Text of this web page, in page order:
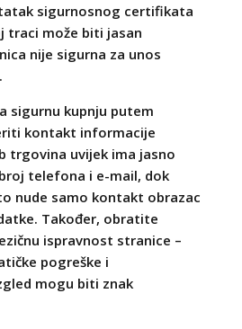
sigurnosnog certifikata
traci može biti jasan
nije sigurna za unos
sigurnu kupnju putem
kontakt informacije
trgovina uvijek ima jasno
telefona i e-mail, dok
nude samo kontakt obrazac
Također, obratite
ispravnost stranice –
pogreške i
mogu biti znak